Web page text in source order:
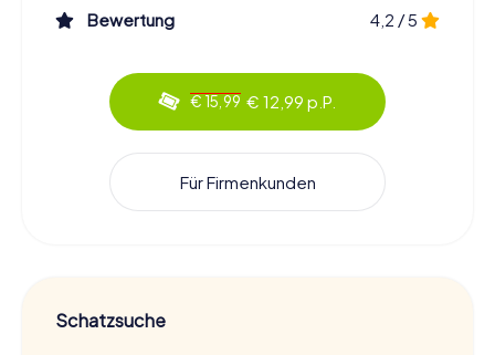
Bewertung 4,2 / 5
€ 15,99 € 12,99 p.P.
Für Firmenkunden
Schatzsuche